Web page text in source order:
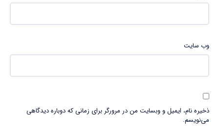
وب‌ سایت
ذخیره نام، ایمیل و وبسایت من در مرورگر برای زمانی که دوباره دیدگاهی
می‌نویسم.